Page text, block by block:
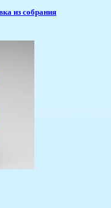
из собрания